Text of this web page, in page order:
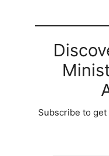
Subscribe to